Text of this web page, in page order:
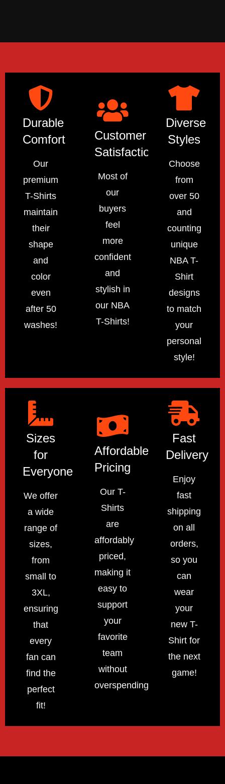
Durable
Comfort
Our
premium
T-Shirts
maintain
their
shape
and
color
even
after 50
washes!
Customer
Satisfaction
Most of
our
buyers
feel
more
confident
and
stylish in
our NBA
T-Shirts!
Diverse
Styles
Choose
from
over 50
and
counting
unique
NBA T-
Shirt
designs
to match
your
personal
style!
Sizes
for
Everyone
We offer
a wide
range of
sizes,
from
small to
3XL,
ensuring
that
every
fan can
find the
perfect
fit!
Affordable
Pricing
Our T-
Shirts
are
affordably
priced,
making it
easy to
support
your
favorite
team
without
overspending!
Fast
Delivery
Enjoy
fast
shipping
on all
orders,
so you
can
wear
your
new T-
Shirt for
the next
game!